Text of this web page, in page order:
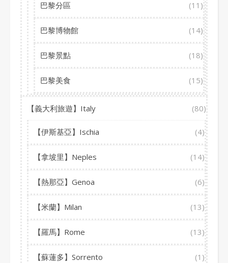
巴黎分區 (11)
巴黎博物館 (14)
巴黎景點 (18)
巴黎美食 (15)
【義大利旅遊】Italy (80)
【伊斯基亞】Ischia (4)
【拿坡里】Neples (14)
【熱那亞】Genoa (6)
【米蘭】Milan (13)
【羅馬】Rome (13)
【蘇蓮多】Sorrento (1)